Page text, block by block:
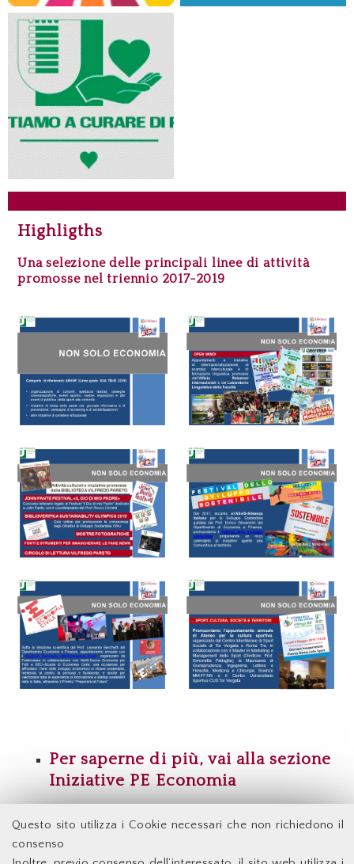
Questo sito utilizza i Cookie necessari che non richiedono il
consenso
Highligths
Una selezione delle principali linee di attività
promosse nel triennio 2017-2019
Per saperne di più, vai alla sezione
Iniziative PE Economia
Facoltà di Economia - Università degli Studi di Roma
Tor Vergata